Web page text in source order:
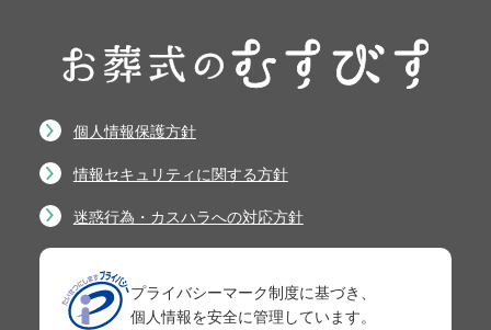
個人情報保護方針
情報セキュリティに関する方針
迷惑行為・カスハラへの対応方針
プライバシーマーク制度に基づき、
個人情報を安全に管理しています。